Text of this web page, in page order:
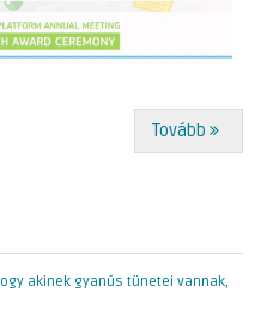
Tovább
akinek gyanús tünetei vannak,